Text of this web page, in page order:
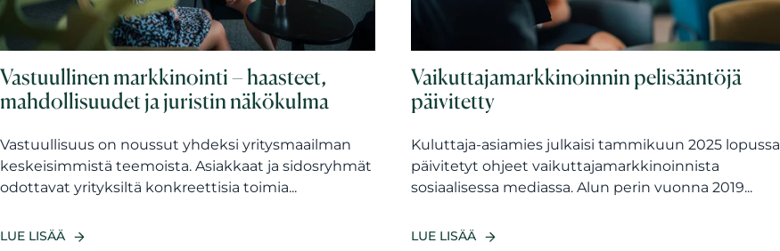
Vastuullinen markkinointi – haasteet,
mahdollisuudet ja juristin näkökulma
Vastuullisuus on noussut yhdeksi yritysmaailman
keskeisimmistä teemoista. Asiakkaat ja sidosryhmät
odottavat yrityksiltä konkreettisia toimia...
LUE LISÄÄ
Vaikuttajamarkkinoinnin pelisääntöjä
päivitetty
Kuluttaja-asiamies julkaisi tammikuun 2025 lopussa
päivitetyt ohjeet vaikuttajamarkkinoinnista
sosiaalisessa mediassa. Alun perin vuonna 2019...
LUE LISÄÄ